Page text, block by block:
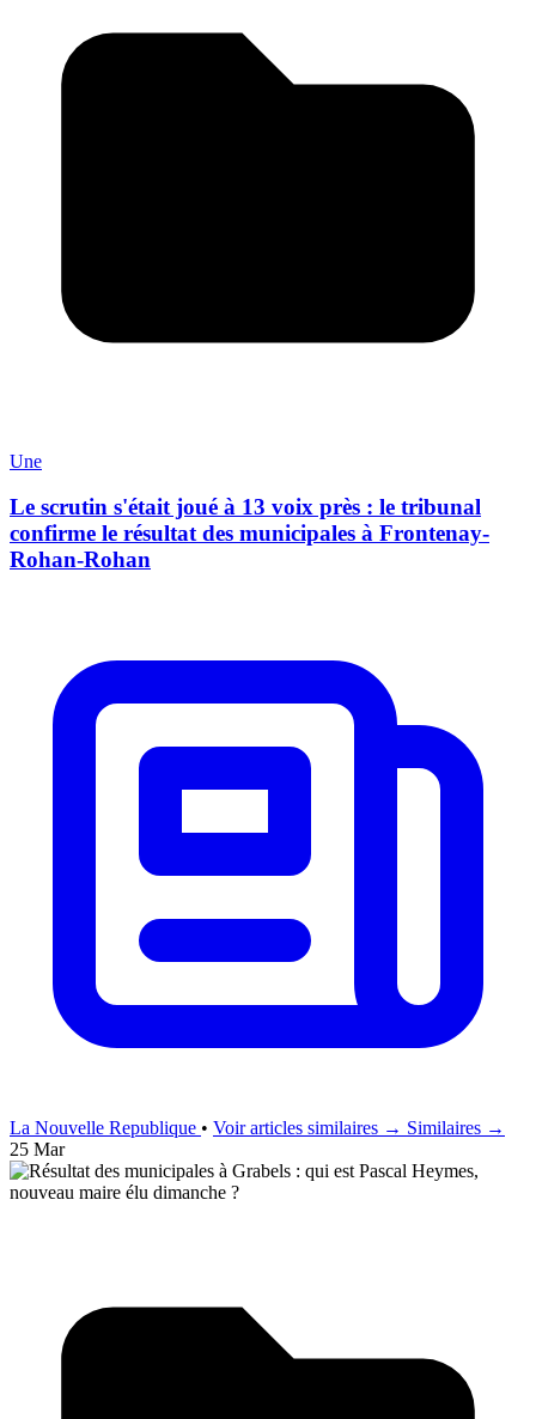
Une
Le scrutin s'était joué à 13 voix près : le tribunal
confirme le résultat des municipales à Frontenay-
Rohan-Rohan
La Nouvelle Republique • Voir articles similaires → Similaires →
25 Mar